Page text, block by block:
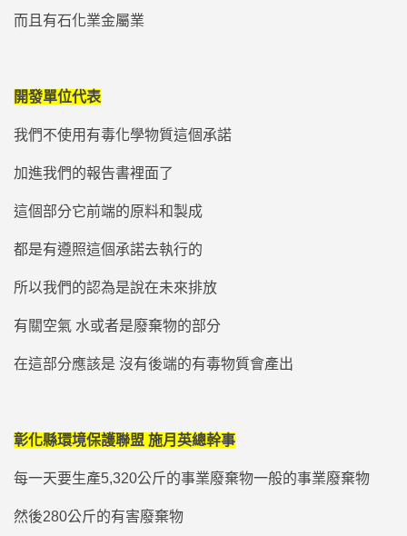
而且有石化業金屬業
開發單位代表
我們不使用有毒化學物質這個承諾
加進我們的報告書裡面了
這個部分它前端的原料和製成
都是有遵照這個承諾去執行的
所以我們的認為是說在未來排放
有關空氣 水或者是廢棄物的部分
在這部分應該是 沒有後端的有毒物質會產出
彰化縣環境保護聯盟 施月英總幹事
每一天要生產5,320公斤的事業廢棄物一般的事業廢棄物
然後280公斤的有害廢棄物